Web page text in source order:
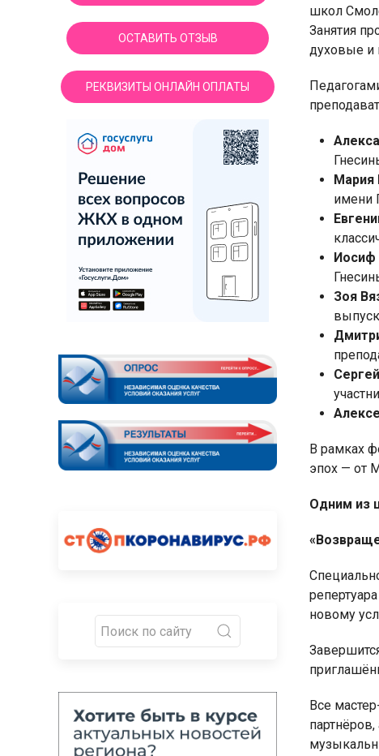
ОСТАВИТЬ ОТЗЫВ
РЕКВИЗИТЫ ОНЛАЙН ОПЛАТЫ
школ
Занятия
духовые и
Мария
имени
Иосиф
Зоя
Сергей
В рамках
эпох — от
Одним из
новому
Все